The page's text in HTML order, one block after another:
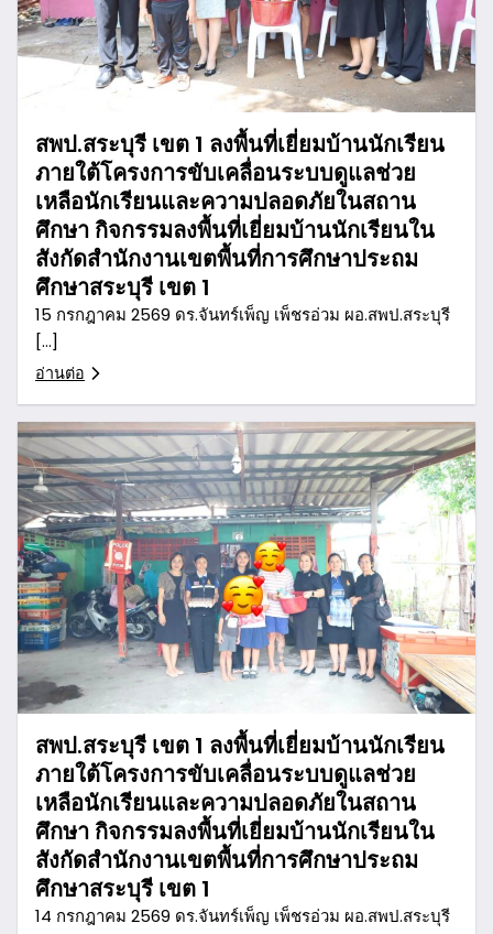
สพป.สระบุรี เขต 1 ลงพื้นที่เยี่ยมบ้านนักเรียน
ภายใต้โครงการขับเคลื่อนระบบดูแลช่วย
เหลือนักเรียนและความปลอดภัยในสถาน
ศึกษา กิจกรรมลงพื้นที่เยี่ยมบ้านนักเรียนใน
สังกัดสำนักงานเขตพื้นที่การศึกษาประถม
ศึกษาสระบุรี เขต 1
15 กรกฎาคม 2569 ดร.จันทร์เพ็ญ เพ็ชรอ่วม ผอ.สพป.สระบุรี
[…]
อ่านต่อ
สพป.สระบุรี เขต 1 ลงพื้นที่เยี่ยมบ้านนักเรียน
ภายใต้โครงการขับเคลื่อนระบบดูแลช่วย
เหลือนักเรียนและความปลอดภัยในสถาน
ศึกษา กิจกรรมลงพื้นที่เยี่ยมบ้านนักเรียนใน
สังกัดสำนักงานเขตพื้นที่การศึกษาประถม
ศึกษาสระบุรี เขต 1
14 กรกฎาคม 2569 ดร.จันทร์เพ็ญ เพ็ชรอ่วม ผอ.สพป.สระบุรี